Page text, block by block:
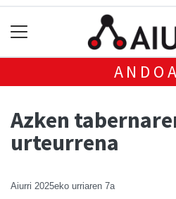
Azken
urteurrena
Aiurri 2025eko urriaren 7a